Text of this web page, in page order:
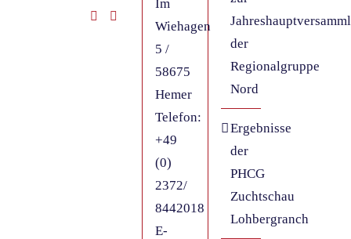
Im
Wiehagen
5 /
58675
Hemer
Telefon:
+49
(0)
2372/
8442018
E-
der
Regionalgruppe
Nord
Ergebnisse
der
PHCG
Zuchtschau
Lohbergranch